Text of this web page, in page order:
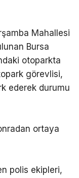
Mahallesi
Bursa
otoparkta
görevlisi,
ederek durumu
ortaya
polis ekipleri,